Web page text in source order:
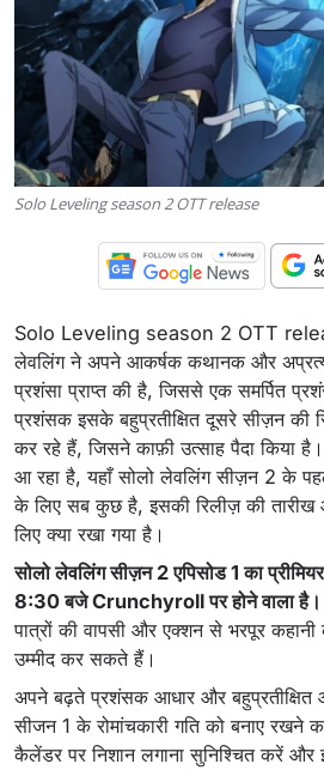
Solo Leveling season 2 OTT release
Solo Leveling season 2 OTT
लेवलिंग ने अपने आकर्षक कथानक और
प्रशंसा प्राप्त की है, जिससे एक समर्पित
प्रशंसक इसके बहुप्रतीक्षित दूसरे सीज़न की
कर रहे हैं, जिसने काफ़ी उत्साह पैदा किया
आ रहा है, यहाँ सोलो लेवलिंग सीज़न 2 के
के लिए सब कुछ है, इसकी रिलीज़ की
लिए क्या रखा गया है।
सोलो लेवलिंग सीज़न 2 एपिसोड 1 का
8:30 बजे Crunchyroll पर होने वाला है।
पात्रों की वापसी और एक्शन से भरपूर कहानी
उम्मीद कर सकते हैं।
अपने बढ़ते प्रशंसक आधार और
सीजन 1 के रोमांचकारी गति को बनाए रखने
कैलेंडर पर निशान लगाना सुनिश्चित करें